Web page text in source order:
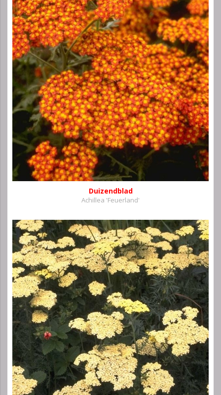
Duizendblad
Achillea 'Feuerland'